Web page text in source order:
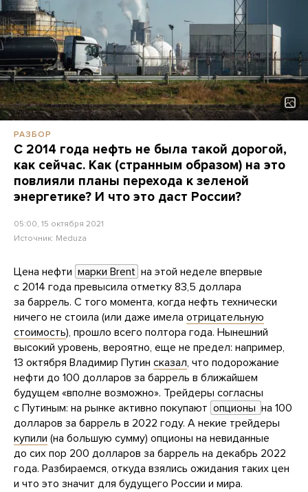
РАЗБОР
С 2014 года нефть не была такой дорогой,
как сейчас. Как (странным образом) на это
повлияли планы перехода к зеленой
энергетике? И что это даст России?
05:00, 15 октября 2021
Источник: Meduza
Цена нефти марки Brent на этой неделе впервые
с 2014 года превысила отметку 83,5 доллара
за баррель. С того момента, когда нефть технически
ничего не стоила (или даже имела отрицательную
стоимость), прошло всего полтора года. Нынешний
высокий уровень, вероятно, еще не предел: например,
13 октября Владимир Путин сказал, что подорожание
нефти до 100 долларов за баррель в ближайшем
будущем «вполне возможно». Трейдеры согласны
с Путиным: на рынке активно покупают опционы на 100
долларов за баррель в 2022 году. А некие трейдеры
купили (на большую сумму) опционы на невиданные
до сих пор 200 долларов за баррель на декабрь 2022
года. Разбираемся, откуда взялись ожидания таких цен
и что это значит для будущего России и мира.